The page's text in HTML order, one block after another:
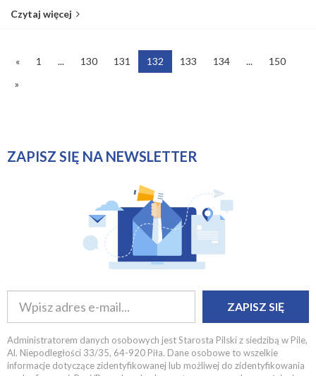
Czytaj więcej
« 1 ... 130 131 132 133 134 ...
150
»
ZAPISZ SIĘ NA NEWSLETTER
ZAPISZ SIĘ
Administratorem danych osobowych jest Starosta Pilski z siedzibą w Pile,
Al. Niepodległości 33/35, 64-920 Piła. Dane osobowe to wszelkie
informacje dotyczące zidentyfikowanej lub możliwej do zidentyfikowania